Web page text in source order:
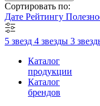
Сортировать по:
Дате Рейтингу
5 звезд 4 звезды 3
Каталог
продукции
Каталог
брендов